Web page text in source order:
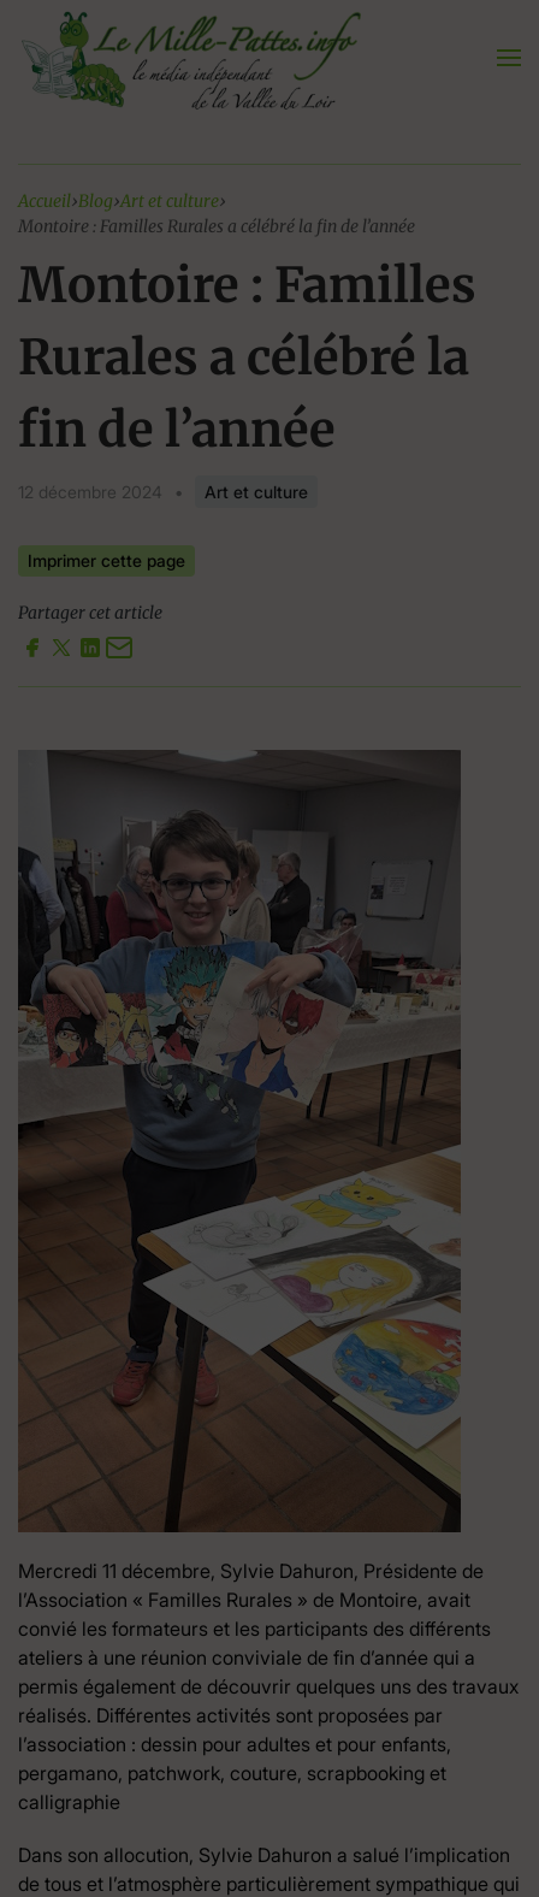
contenu
Accueil›Blog›Art et culture›
Montoire : Familles Rurales a célébré la fin de l’année
Montoire : Familles
Rurales a célébré la
fin de l’année
12 décembre 2024 • Art et culture
Imprimer cette page
Partager cet article
Mercredi 11 décembre, Sylvie Dahuron, Présidente de
l’Association « Familles Rurales » de Montoire, avait
convié les formateurs et les participants des différents
ateliers à une réunion conviviale de fin d’année qui a
permis également de découvrir quelques uns des travaux
réalisés. Différentes activités sont proposées par
l’association : dessin pour adultes et pour enfants,
pergamano, patchwork, couture, scrapbooking et
calligraphie
Dans son allocution, Sylvie Dahuron a salué l’implication
de tous et l’atmosphère particulièrement sympathique qui